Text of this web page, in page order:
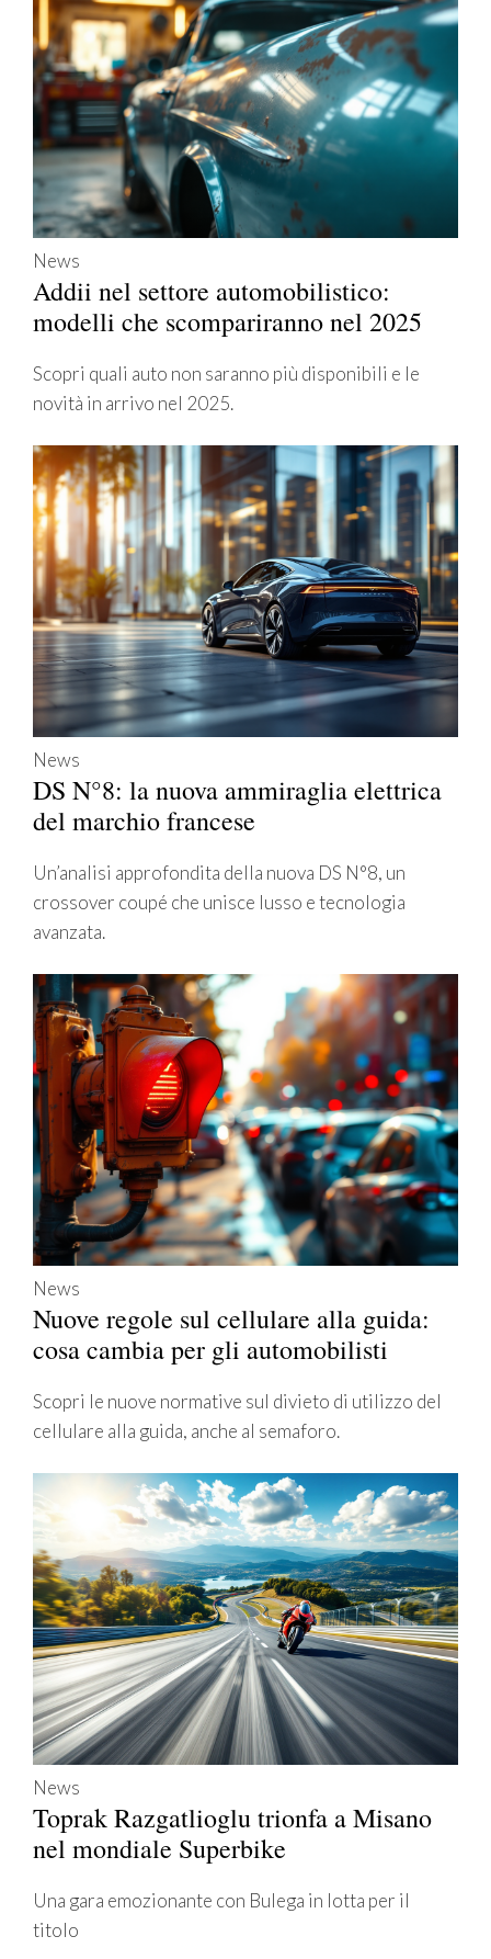
News
Addii nel settore automobilistico:
modelli che scompariranno nel 2025
Scopri quali auto non saranno più disponibili e le
novità in arrivo nel 2025.
News
DS N°8: la nuova ammiraglia elettrica
del marchio francese
Un’analisi approfondita della nuova DS N°8, un
crossover coupé che unisce lusso e tecnologia
avanzata.
News
Nuove regole sul cellulare alla guida:
cosa cambia per gli automobilisti
Scopri le nuove normative sul divieto di utilizzo del
cellulare alla guida, anche al semaforo.
News
Toprak Razgatlioglu trionfa a Misano
nel mondiale Superbike
Una gara emozionante con Bulega in lotta per il
titolo